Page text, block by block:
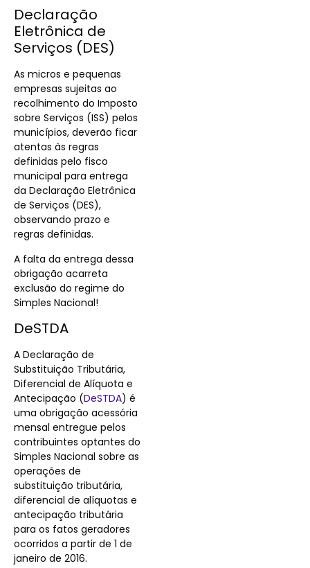
Declaração
Eletrônica de
Serviços (DES)
As micros e pequenas
empresas sujeitas ao
recolhimento do Imposto
sobre Serviços (ISS) pelos
municípios, deverão ficar
atentas às regras
definidas pelo fisco
municipal para entrega
da Declaração Eletrônica
de Serviços (DES),
observando prazo e
regras definidas.
A falta da entrega dessa
obrigação acarreta
exclusão do regime do
Simples Nacional!
DeSTDA
A Declaração de
Substituição Tributária,
Diferencial de Alíquota e
Antecipação (DeSTDA) é
uma obrigação acessória
mensal entregue pelos
contribuintes optantes do
Simples Nacional sobre as
operações de
substituição tributária,
diferencial de alíquotas e
antecipação tributária
para os fatos geradores
ocorridos a partir de 1 de
janeiro de 2016.